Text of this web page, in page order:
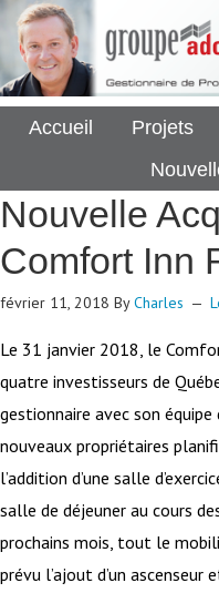
Accueil Projets
Nouvelle
Comfort Inn
février 11, 2018 ByCharles
Le 31 janvier 2018, le
quatre investisseurs de
gestionnaire avec son
nouveaux propriétaires
l’addition d’une salle
salle de déjeuner au cours
prochains mois, tout le
prévu l’ajout d’un